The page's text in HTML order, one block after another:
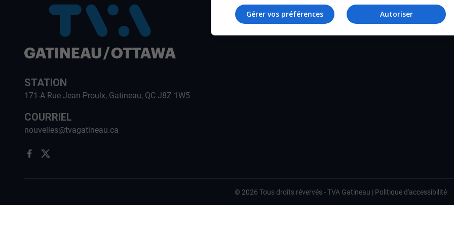
STATION
171-A Rue Jean-Proulx, Gatineau, QC J8Z 1W5
COURRIEL
nouvelles@tvagatineau.ca
TVA
© 2026 Tous droits révervés -TVA Gatineau | Politique d'accessibilité
Autoriser
Gérer vos préférences